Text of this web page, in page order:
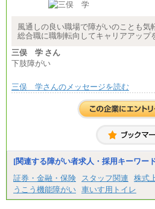
風通しの良い職場で障がいのことも気
総合職に職制転向してキャリアアップ
三俣 学 さん
下肢障がい
三俣 学さんのメッセージを読む
[関連する障がい者求人・採用キーワー
証券・金融・保険
スタッフ関連 株式
うこう機能障がい 車いす用トイレ